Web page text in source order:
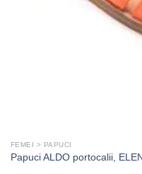
FEMEI > PAPUCI
Papuci ALDO portocalii,